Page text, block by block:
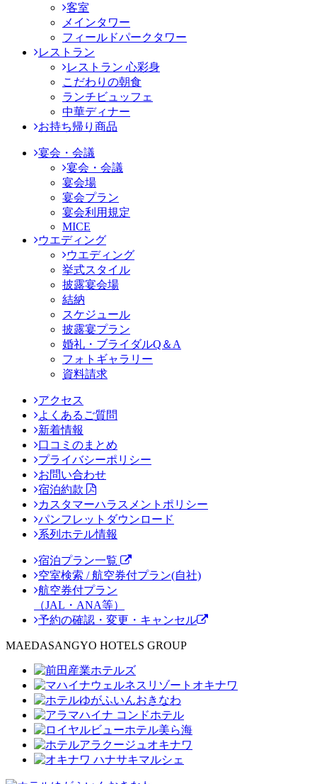
客室
メインタワー
フィールドパークタワー
レストラン
レストラン 心彩身
こだわりの朝食
ランチビュッフェ
中華ディナー
お持ち帰り商品
宴会・会議
宴会・会議
宴会場
宴会プラン
宴会利用規定
MICE
ウエディング
ウエディング
挙式スタイル
披露宴会場
結納
スケジュール
披露宴プラン
婚礼・ブライダルQ＆A
フォトギャラリー
資料請求
アクセス
よくあるご質問
新着情報
口コミのまとめ
プライバシーポリシー
お問い合わせ
宿泊約款
カスタマーハラスメントポリシー
パンフレットダウンロード
系列ホテル情報
宿泊プラン一覧
空室検索 / 航空券付プラン(自社)
航空券付プラン
（JAL・ANA等）
予約の確認・変更・キャンセル
MAEDASANGYO HOTELS GROUP